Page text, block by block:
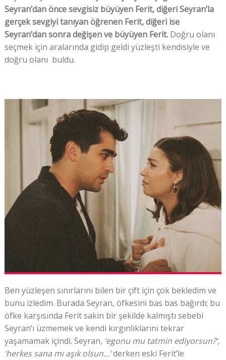
Seyran’dan önce sevgisiz büyüyen Ferit, diğeri Seyran’la
gerçek sevgiyi tanıyan öğrenen Ferit, diğeri ise
Seyran’dan sonra değişen ve büyüyen Ferit.Doğru olanı
seçmek için aralarında gidip geldi yüzleşti kendisiyle ve
doğru olanı buldu.
Ben yüzleşen sınırlarını bilen bir çift için çok bekledim ve
bunu izledim. Burada Seyran, öfkesini bas bas bağırdı; bu
öfke karşısında Ferit sakin bir şekilde kalmıştı sebebi
Seyran’ı üzmemek ve kendi kırgınlıklarını tekrar
yaşamamak içindi. Seyran, ‘egonu mu tatmin ediyorsun?’,
‘herkes sana mı aşık olsun…’derken eski Ferit’le